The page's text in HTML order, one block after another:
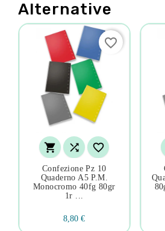
Alternative
  
Confezione Pz 10
Quaderno A5 P.m.
Monocromo 40fg 80gr
1r ...
8,80 €
favorite_border